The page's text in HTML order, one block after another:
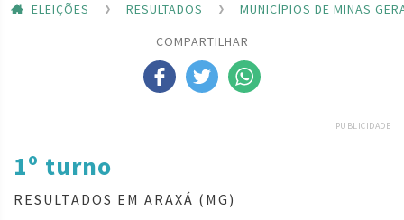
ELEIÇÕES RESULTADOS
MUNICÍPIOS DE MINAS
COMPARTILHAR
PUBLICIDADE
1º turno
RESULTADOS EM ARAXÁ (MG)